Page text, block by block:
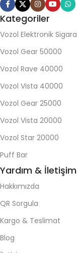
Kategoriler
Vozol Elektronik Sigara
Vozol Gear 50000
Vozol Rave 40000
Vozol Vista 40000
Vozol Gear 25000
Vozol Vista 20000
Vozol Star 20000
Puff Bar
Yardım & İletişim
Hakkımızda
QR Sorgula
Kargo & Teslimat
Blog